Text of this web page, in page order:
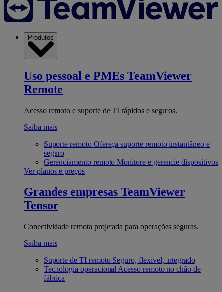
Produtos
Uso pessoal e PMEs TeamViewer
Remote
Acesso remoto e suporte de TI rápidos e seguros.
Saiba mais
Suporte remoto Ofereça suporte remoto instantâneo e
seguro
Gerenciamento remoto Monitore e gerencie dispositivos
Ver planos e preços
Grandes empresas TeamViewer
Tensor
Conectividade remota projetada para operações seguras.
Saiba mais
Suporte de TI remoto Seguro, flexível, integrado
Tecnologia operacional Acesso remoto no chão de
fábrica